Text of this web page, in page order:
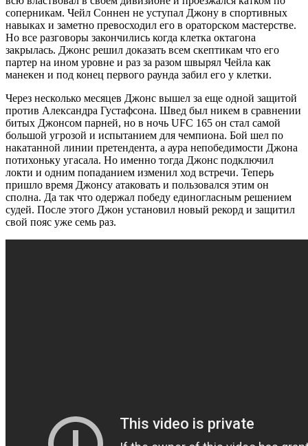
соперникам. Чейл Соннен не уступал Джону в спортивных
навыках и заметно превосходил его в ораторском мастерстве.
Но все разговоры закончились когда клетка октагона
закрылась. Джонс решил доказать всем скептикам что его
партер на ином уровне и раз за разом швырял Чейла как
манекен и под конец первого раунда забил его у клетки.
Через несколько месяцев Джонс вышел за еще одной защитой
против Александра Густафсона. Швед был никем в сравнении
битых Джонсом парней, но в ночь UFC 165 он стал самой
большой угрозой и испытанием для чемпиона. Бой шел по
накатанной линии претендента, а аура непобедимости Джона
потихоньку угасала. Но именно тогда Джонс подключил
локти и одним попаданием изменил ход встречи. Теперь
пришло время Джонсу атаковать и пользовался этим он
сполна. Да так что одержал победу единогласным решением
судей. После этого Джон установил новый рекорд и защитил
свой пояс уже семь раз.